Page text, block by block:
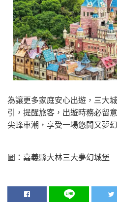
為讓更多家庭安心出遊，三大
引，提醒旅客，出遊時務必留
尖峰車潮，享受一場悠閒又夢
圖：嘉義縣大林三大夢幻城堡